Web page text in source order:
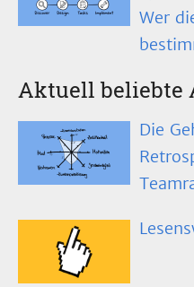
Wer
Aktuell beliebte
Die